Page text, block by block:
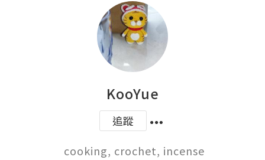
KooYue
追蹤
cooking, crochet, incense